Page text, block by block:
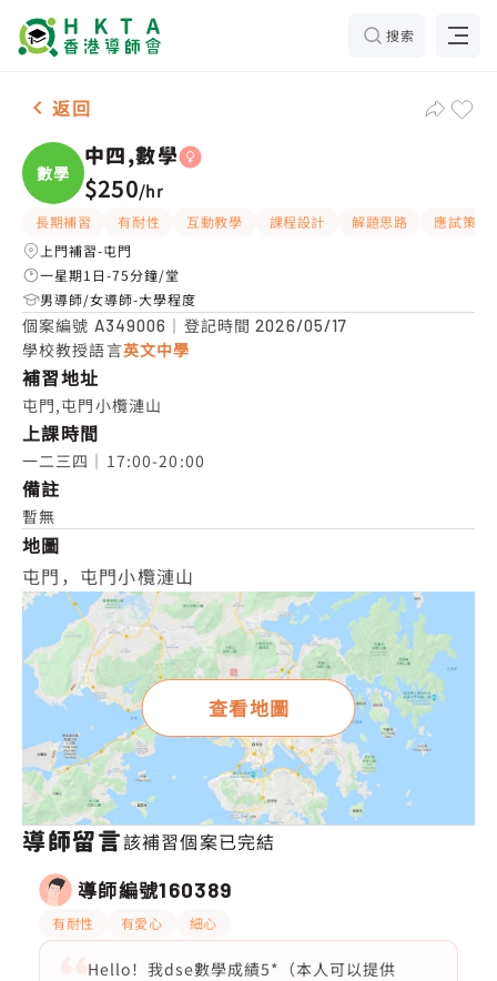
搜索
女-1名 中四,數學，屯門 補習推介
返回
數學
中四,數學
$250/hr
長期補習 有耐性 互動教學 課程設計 解題思路
應試策略
上門補習-屯門
一星期1日-75分鐘/堂
男導師/女導師-大學程度
個案編號 A349006 ｜登記時間2026/05/17
學校教授語言英文中學
補習地址
屯門,屯門小欖漣山
上課時間
一二三四｜17:00-20:00
備註
暫無
地圖
屯門，屯門小欖漣山
查看地圖
導師留言該補習個案已完結
導師編號160389
有耐性 有愛心 細心
Hello！我dse數學成績5*（本人可以提供